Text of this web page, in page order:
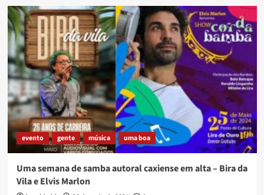
Valeu
por
tudo,
Mestre
Vagninho
evento gente música uma boa
Uma semana de samba autoral caxiense em alta – Bira da
Vila e Elvis Marlon